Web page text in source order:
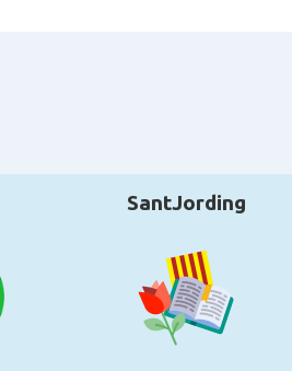
Consolat general a Paris
SantJording